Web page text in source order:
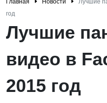
Главная Новости
Лучшие
год
Лучшие
видео в
2015 год